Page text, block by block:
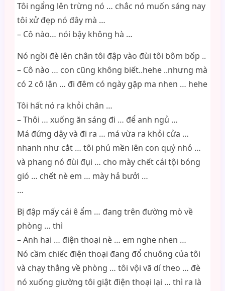
Tôi ngẩng lên trừng nó … chắc nó muốn sáng nay
tôi xử đẹp nó đây mà …
– Cô nào… nói bậy không hà …
Nó ngồi đè lên chân tôi đập vào đùi tôi bôm bốp ..
– Cô nào … con cũng không biết..hehe ..nhưng mà
có 2 cô lận … đi đêm có ngày gặp ma nhen … hehe
Tôi hất nó ra khỏi chân …
– Thôi … xuống ăn sáng đi … để anh ngủ …
Má đứng dậy và đi ra … má vừa ra khỏi cửa …
nhanh như cắt … tôi phủ mền lên con quỷ nhỏ …
và phang nó đùi đụi … cho mày chết cái tội bóng
gió … chết nè em … mày hả bưởi …
…
Bị đập mấy cái ê ẩm … đang trên đường mò về
phòng … thì
– Anh hai … điện thoại nè … em nghe nhen …
Nó cầm chiếc điện thoại đang đổ chuông của tôi
và chạy thằng về phòng … tôi vội vã dí theo … đè
nó xuống giường tôi giật điện thoại lại … thì ra là